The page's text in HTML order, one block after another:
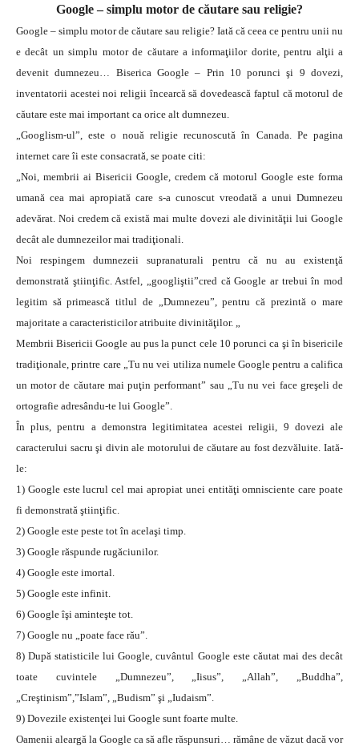
Google – simplu motor de căutare sau religie?
Google – simplu motor de căutare sau religie? Iată că ceea ce pentru unii nu
e decât un simplu motor de căutare a informaţiilor dorite, pentru alţii a
devenit dumnezeu… Biserica Google – Prin 10 porunci şi 9 dovezi,
inventatorii acestei noi religii încearcă să dovedească faptul că motorul de
căutare este mai important ca orice alt dumnezeu.
„Googlism-ul”, este o nouă religie recunoscută în Canada. Pe pagina
internet care îi este consacrată, se poate citi:
„Noi, membrii ai Bisericii Google, credem că motorul Google este forma
umană cea mai apropiată care s-a cunoscut vreodată a unui Dumnezeu
adevărat. Noi credem că există mai multe dovezi ale divinităţii lui Google
decât ale dumnezeilor mai tradiţionali.
Noi respingem dumnezeii supranaturali pentru că nu au existenţă
demonstrată ştiinţific. Astfel, „googliştii”cred că Google ar trebui în mod
legitim să primească titlul de „Dumnezeu”, pentru că prezintă o mare
majoritate a caracteristicilor atribuite divinităţilor. „
Membrii Bisericii Google au pus la punct cele 10 porunci ca şi în bisericile
tradiţionale, printre care „Tu nu vei utiliza numele Google pentru a califica
un motor de căutare mai puţin performant” sau „Tu nu vei face greşeli de
ortografie adresându-te lui Google”.
În plus, pentru a demonstra legitimitatea acestei religii, 9 dovezi ale
caracterului sacru şi divin ale motorului de căutare au fost dezvăluite. Iată-
le:
1) Google este lucrul cel mai apropiat unei entităţi omnisciente care poate
fi demonstrată ştiinţific.
2) Google este peste tot în acelaşi timp.
3) Google răspunde rugăciunilor.
4) Google este imortal.
5) Google este infinit.
6) Google îşi aminteşte tot.
7) Google nu „poate face rău”.
8) După statisticile lui Google, cuvântul Google este căutat mai des decât
toate cuvintele „Dumnezeu”, „Iisus”, „Allah”, „Buddha”,
„Creştinism”,”Islam”, „Budism” şi „Iudaism”.
9) Dovezile existenţei lui Google sunt foarte multe.
Oamenii aleargă la Google ca să afle răspunsuri… rămâne de văzut dacă vor